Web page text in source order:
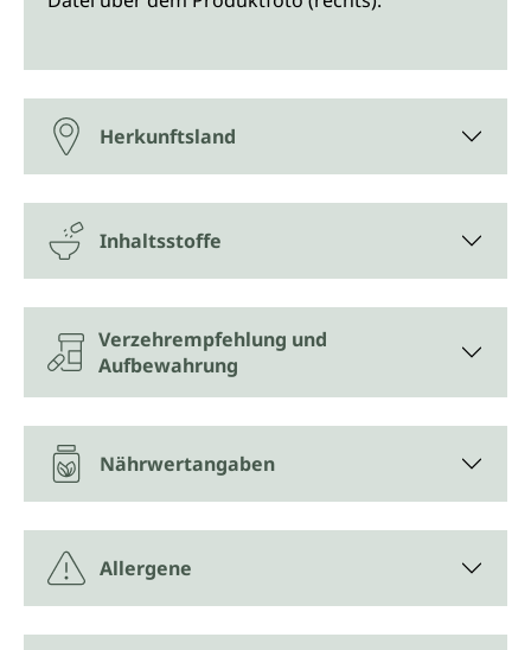
Herkunftsland
Inhaltsstoffe
Verzehrempfehlung und
Aufbewahrung
Nährwertangaben
Allergene